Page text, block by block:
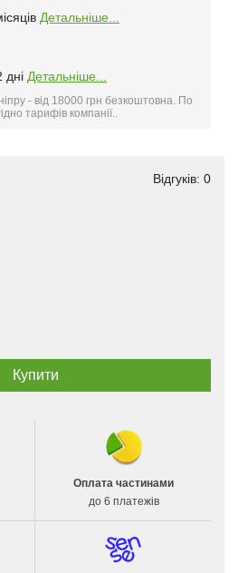
Детальніше...
дні Детальніше...
- від 18000 грн безкоштовна. По
тарифів компанії..
Відгуків: 0
Оплата частинами
до 6 платежів